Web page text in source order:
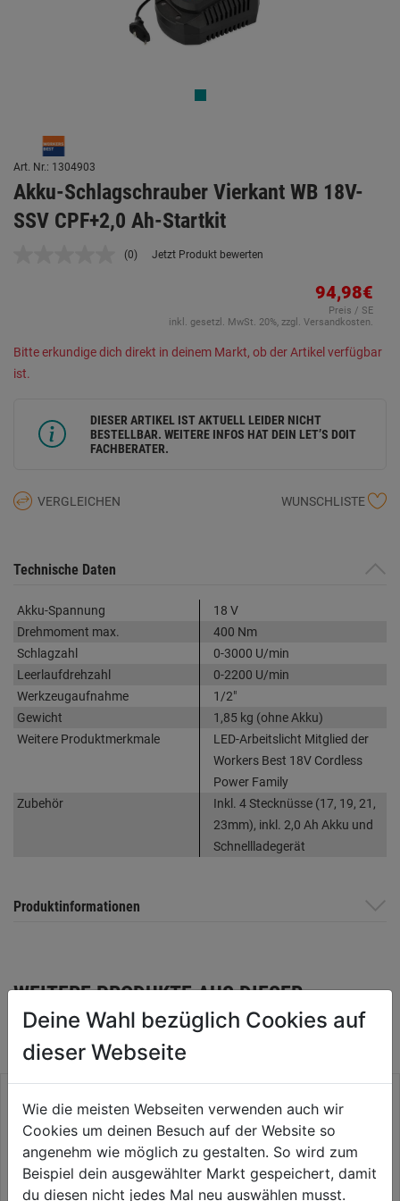
Art. Nr.: 1304903
Akku-Schlagschrauber Vierkant WB 18V-
SSV CPF+2,0 Ah-Startkit
Kein
derselben
(0) Jetzt Produkt bewerten
94,98€
Preis / SE
inkl. gesetzl. MwSt. 20%, zzgl. Versandkosten.
Bitte erkundige dich direkt in deinem Markt, ob der Artikel verfügbar
ist.
DIESER ARTIKEL IST AKTUELL LEIDER NICHT
BESTELLBAR. WEITERE INFOS HAT DEIN LET’S DOIT
FACHBERATER.
VERGLEICHEN WUNSCHLISTE
Technische Daten
Akku-Spannung
18 V
Drehmoment max.
400 Nm
Schlagzahl
0-3000 U/min
Leerlaufdrehzahl
0-2200 U/min
Werkzeugaufnahme
1/2"
Gewicht
1,85 kg (ohne Akku)
Weitere Produktmerkmale
LED-Arbeitslicht Mitglied der
Workers Best 18V Cordless
Power Family
Zubehör
Inkl. 4 Stecknüsse (17, 19, 21,
23mm), inkl. 2,0 Ah Akku und
Schnellladegerät
Produktinformationen
WEITERE PRODUKTE AUS DIESER
KATEGORIE
Deine Wahl bezüglich Cookies auf
dieser Webseite
Wie die meisten Webseiten verwenden auch wir
Cookies um deinen Besuch auf der Website so
angenehm wie möglich zu gestalten. So wird zum
Beispiel dein ausgewählter Markt gespeichert, damit
du diesen nicht jedes Mal neu auswählen musst.